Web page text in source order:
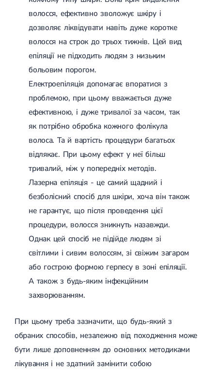
волосся, ефективно зволожує шкіру і
дозволяє ліквідувати навіть дуже коротке
волосся на строк до трьох тижнів. Цей вид
епіляції не підходить людям з низьким
больовим порогом.
Електроепіляція допомагає впоратися з
проблемою, при цьому вважається дуже
ефективною, і дуже тривалої за часом, так
як потрібно обробка кожного фолікула
волоса. Та й вартість процедури багатьох
відлякає. При цьому ефект у неї більш
тривалий, ніж у попередніх методів.
Лазерна епіляція - це самий щадний і
безболісний спосіб для шкіри, хоча він також
не гарантує, що після проведення цієї
процедури, волосся зникнуть назавжди.
Однак цей спосіб не підійде людям зі
світлими і сивим волоссям, зі свіжим загаром
або гострою формою герпесу в зоні епіляції.
А також з будь-яким інфекційним
захворюванням.
При цьому треба зазначити, що будь-який з
обраних способів, незалежно від походження може
бути лише доповненням до основних методиками
лікування і не здатний замінити собою